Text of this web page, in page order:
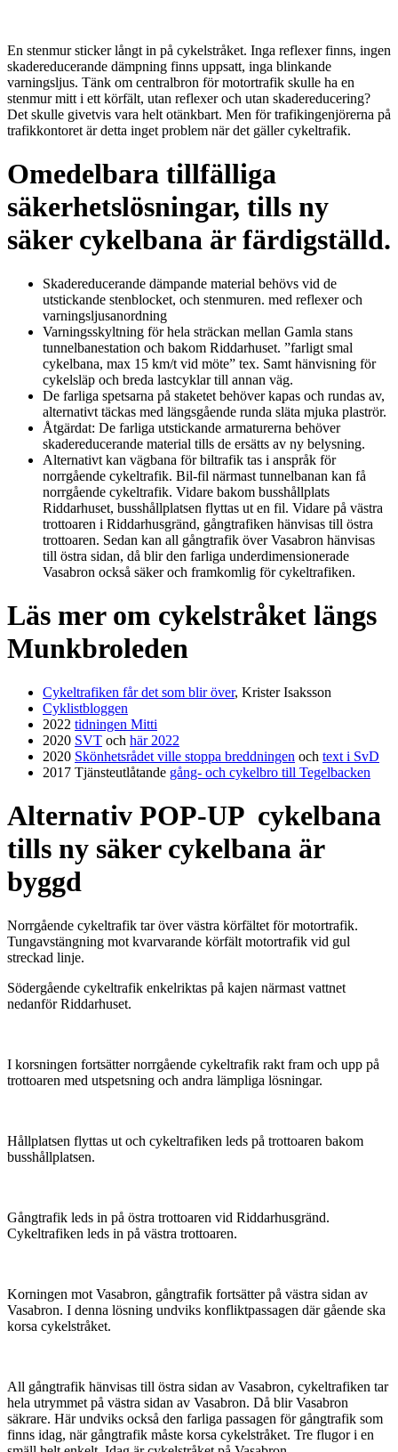
En stenmur sticker långt in på cykelstråket. Inga reflexer finns, ingen
skadereducerande dämpning finns uppsatt, inga blinkande
varningsljus. Tänk om centralbron för motortrafik skulle ha en
stenmur mitt i ett körfält, utan reflexer och utan skadereducering?
Det skulle givetvis vara helt otänkbart. Men för trafikingenjörerna på
trafikkontoret är detta inget problem när det gäller cykeltrafik.
Omedelbara tillfälliga
säkerhetslösningar, tills ny
säker cykelbana är färdigställd.
Skadereducerande dämpande material behövs vid de
utstickande stenblocket, och stenmuren. med reflexer och
varningsljusanordning
Varningsskyltning för hela sträckan mellan Gamla stans
tunnelbanestation och bakom Riddarhuset. ”farligt smal
cykelbana, max 15 km/t vid möte” tex. Samt hänvisning för
cykelsläp och breda lastcyklar till annan väg.
De farliga spetsarna på staketet behöver kapas och rundas av,
alternativt täckas med längsgående runda släta mjuka plaströr.
Åtgärdat: De farliga utstickande armaturerna behöver
skadereducerande material tills de ersätts av ny belysning.
Alternativt kan vägbana för biltrafik tas i anspråk för
norrgående cykeltrafik. Bil-fil närmast tunnelbanan kan få
norrgående cykeltrafik. Vidare bakom busshållplats
Riddarhuset, busshållplatsen flyttas ut en fil. Vidare på västra
trottoaren i Riddarhusgränd, gångtrafiken hänvisas till östra
trottoaren. Sedan kan all gångtrafik över Vasabron hänvisas
till östra sidan, då blir den farliga underdimensionerade
Vasabron också säker och framkomlig för cykeltrafiken.
Läs mer om cykelstråket längs
Munkbroleden
Cykeltrafiken får det som blir över, Krister Isaksson
Cyklistbloggen
2022 tidningen Mitti
2020 SVT och här 2022
2020 Skönhetsrådet ville stoppa breddningen och text i SvD
2017 Tjänsteutlåtande gång- och cykelbro till Tegelbacken
Alternativ POP-UP cykelbana
tills ny säker cykelbana är
byggd
Norrgående cykeltrafik tar över västra körfältet för motortrafik.
Tungavstängning mot kvarvarande körfält motortrafik vid gul
streckad linje.
Södergående cykeltrafik enkelriktas på kajen närmast vattnet
nedanför Riddarhuset.
I korsningen fortsätter norrgående cykeltrafik rakt fram och upp på
trottoaren med utspetsning och andra lämpliga lösningar.
Hållplatsen flyttas ut och cykeltrafiken leds på trottoaren bakom
busshållplatsen.
Gångtrafik leds in på östra trottoaren vid Riddarhusgränd.
Cykeltrafiken leds in på västra trottoaren.
Korningen mot Vasabron, gångtrafik fortsätter på västra sidan av
Vasabron. I denna lösning undviks konfliktpassagen där gående ska
korsa cykelstråket.
All gångtrafik hänvisas till östra sidan av Vasabron, cykeltrafiken tar
hela utrymmet på västra sidan av Vasabron. Då blir Vasabron
säkrare. Här undviks också den farliga passagen för gångtrafik som
finns idag, när gångtrafik måste korsa cykelstråket. Tre flugor i en